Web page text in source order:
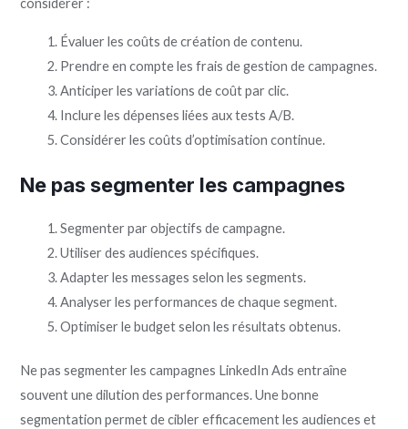
considérer :
Évaluer les coûts de création de contenu.
Prendre en compte les frais de gestion de campagnes.
Anticiper les variations de coût par clic.
Inclure les dépenses liées aux tests A/B.
Considérer les coûts d’optimisation continue.
Ne pas segmenter les campagnes
Segmenter par objectifs de campagne.
Utiliser des audiences spécifiques.
Adapter les messages selon les segments.
Analyser les performances de chaque segment.
Optimiser le budget selon les résultats obtenus.
Ne pas segmenter les campagnes LinkedIn Ads entraîne
souvent une dilution des performances. Une bonne
segmentation permet de cibler efficacement les audiences et